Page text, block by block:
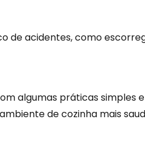
de acidentes, como
algumas práticas simples
de cozinha mais